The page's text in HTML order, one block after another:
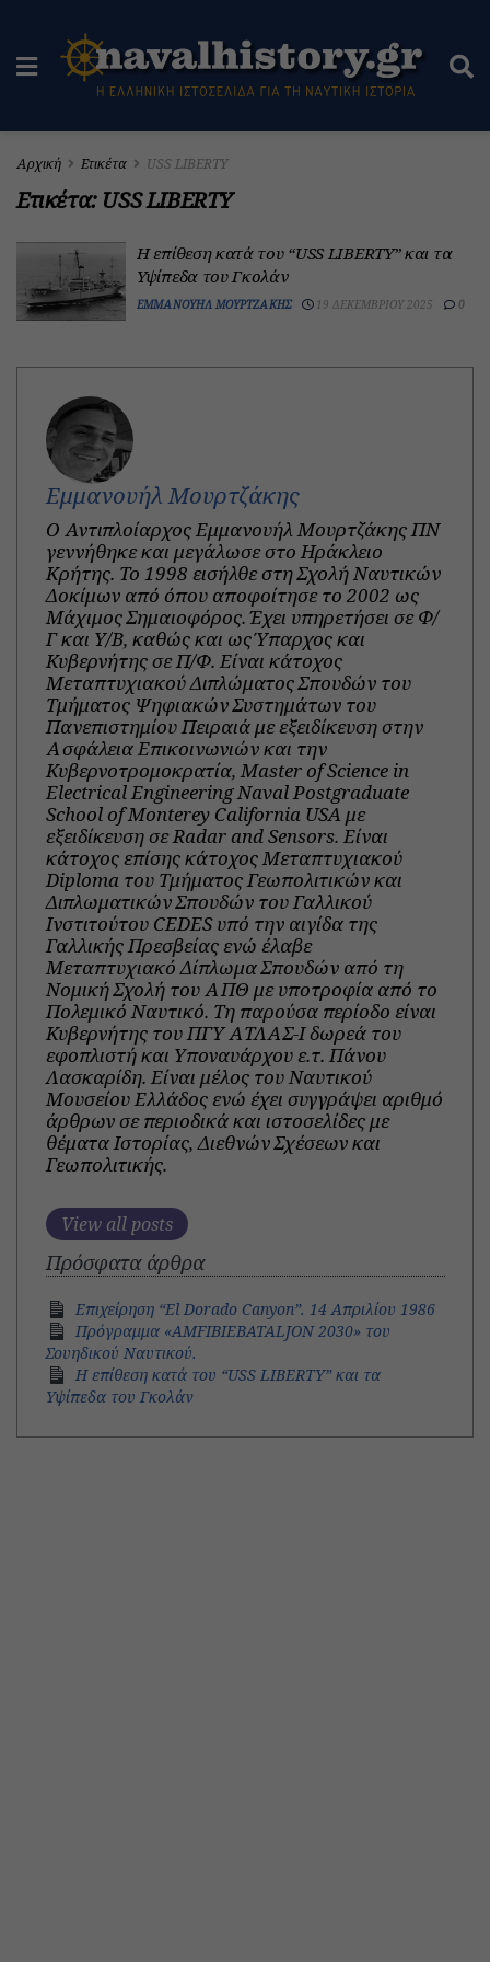
Αρχική Ετικέτα USS LIBERTY
Ετικέτα: USS LIBERTY
Η επίθεση κατά του “USS LIBERTY” και τα
Υψίπεδα του Γκολάν
ΕΜΜΑΝΟΥΉΛ ΜΟΥΡΤΖΆΚΗΣ 19 ΔΕΚΕΜΒΡΊΟΥ 2025 0
Εμμανουήλ Μουρτζάκης
Ο Αντιπλοίαρχος Εμμανουήλ Μουρτζάκης ΠΝ
γεννήθηκε και μεγάλωσε στο Ηράκλειο
Κρήτης. Το 1998 εισήλθε στη Σχολή Ναυτικών
Δοκίμων από όπου αποφοίτησε το 2002 ως
Μάχιμος Σημαιοφόρος. Έχει υπηρετήσει σε Φ/
Γ και Υ/Β, καθώς και ως Ύπαρχος και
Κυβερνήτης σε Π/Φ. Είναι κάτοχος
Μεταπτυχιακού Διπλώματος Σπουδών του
Τμήματος Ψηφιακών Συστημάτων του
Πανεπιστημίου Πειραιά με εξειδίκευση στην
Ασφάλεια Επικοινωνιών και την
Κυβερνοτρομοκρατία, Master of Science in
Electrical Engineering Naval Postgraduate
School of Monterey California USA με
εξειδίκευση σε Radar and Sensors. Είναι
κάτοχος επίσης κάτοχος Μεταπτυχιακού
Diploma του Τμήματος Γεωπολιτικών και
Διπλωματικών Σπουδών του Γαλλικού
Ινστιτούτου CEDES υπό την αιγίδα της
Γαλλικής Πρεσβείας ενώ έλαβε
Μεταπτυχιακό Δίπλωμα Σπουδών από τη
Νομική Σχολή του ΑΠΘ με υποτροφία από το
Πολεμικό Ναυτικό. Τη παρούσα περίοδο είναι
Κυβερνήτης του ΠΓΥ ΑΤΛΑΣ-Ι δωρεά του
εφοπλιστή και Υποναυάρχου ε.τ. Πάνου
Λασκαρίδη. Είναι μέλος του Ναυτικού
Μουσείου Ελλάδος ενώ έχει συγγράψει αριθμό
άρθρων σε περιοδικά και ιστοσελίδες με
θέματα Ιστορίας, Διεθνών Σχέσεων και
Γεωπολιτικής.
View all posts
Πρόσφατα άρθρα
Eπιχείρηση “El Dorado Canyon”. 14 Aπριλίου 1986
Πρόγραμμα «AMFIBIEBATALJON 2030» του
Σουηδικού Ναυτικού.
Η επίθεση κατά του “USS LIBERTY” και τα
Υψίπεδα του Γκολάν